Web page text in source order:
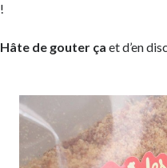
!
Hâte de gouter ça et d’en